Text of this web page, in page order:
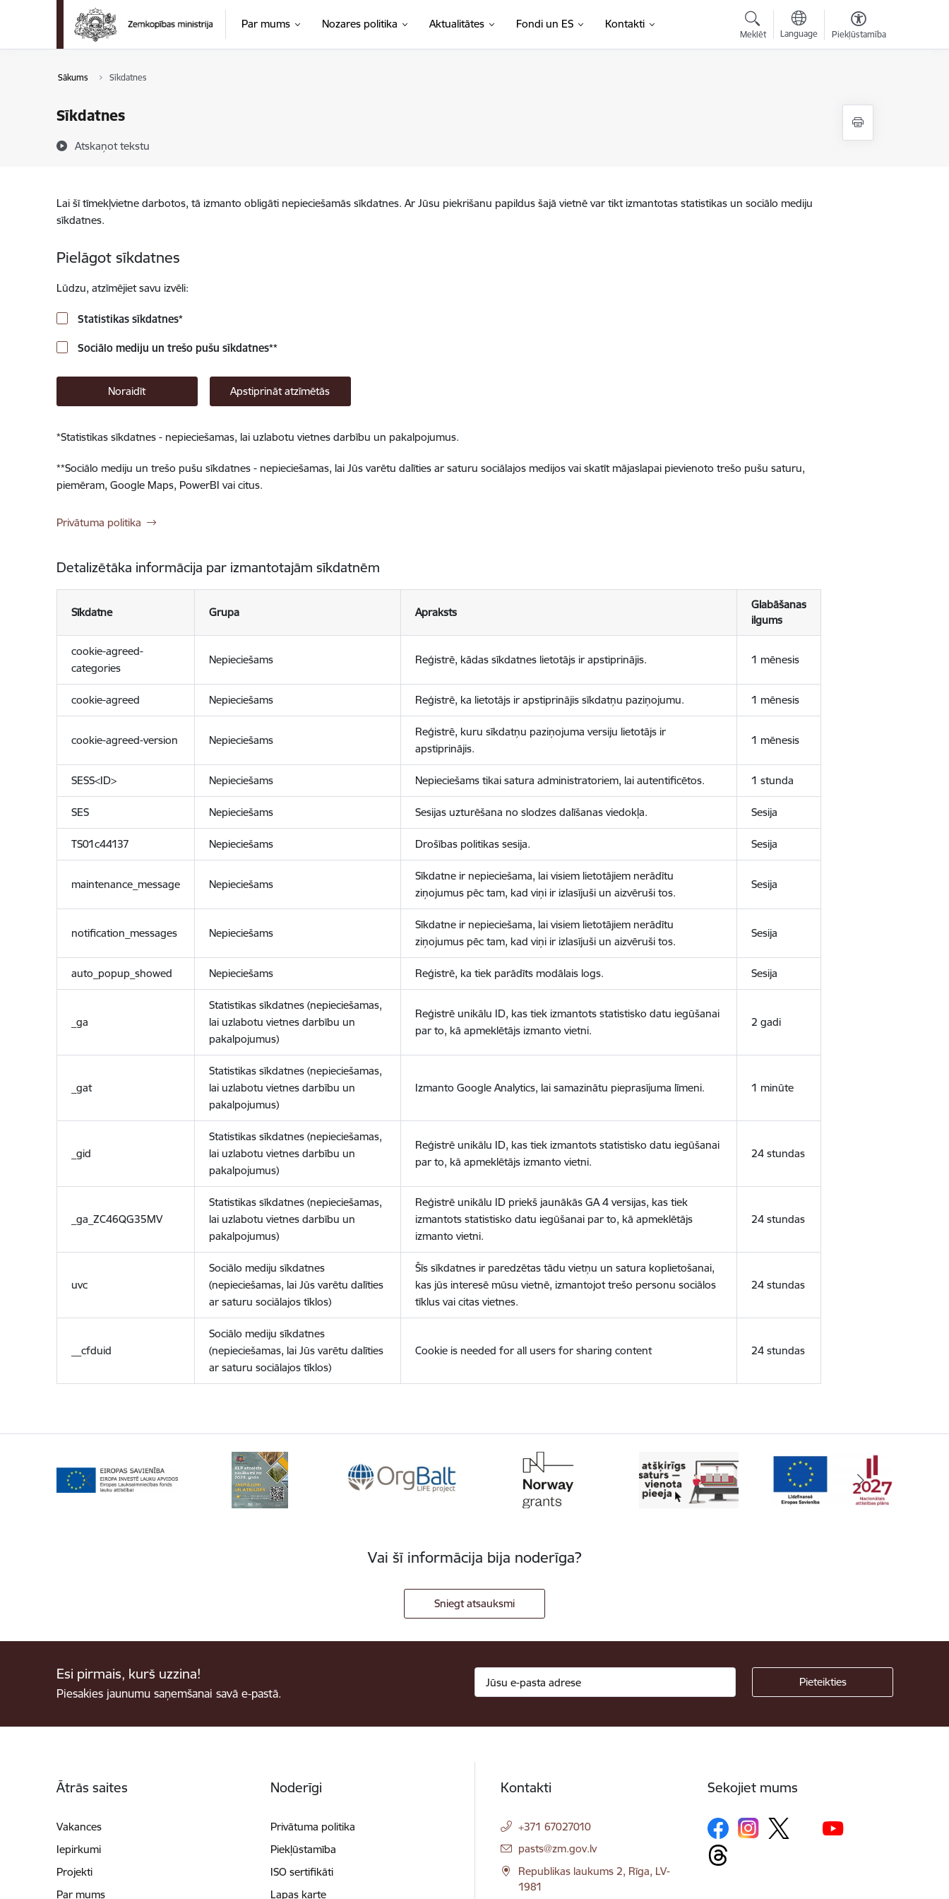
Pāriet uz lapas saturu
Par mums Nozares politika Aktualitātes Fondi un ES Kontakti
Meklēt Language Piekļūstamība
Sākums Sīkdatnes
Sīkdatnes
Atskaņot tekstu
Lai šī tīmekļvietne darbotos, tā izmanto obligāti nepieciešamās sīkdatnes. Ar Jūsu piekrišanu papildus šajā vietnē var tikt izmantotas statistikas un sociālo mediju
sīkdatnes.
Pielāgot sīkdatnes
Lūdzu, atzīmējiet savu izvēli:
Statistikas sīkdatnes*
Sociālo mediju un trešo pušu sīkdatnes**
Noraidīt Apstiprināt atzīmētās
*Statistikas sīkdatnes - nepieciešamas, lai uzlabotu vietnes darbību un pakalpojumus.
**Sociālo mediju un trešo pušu sīkdatnes - nepieciešamas, lai Jūs varētu dalīties ar saturu sociālajos medijos vai skatīt mājaslapai pievienoto trešo pušu saturu,
piemēram, Google Maps, PowerBI vai citus.
Privātuma politika
Detalizētāka informācija par izmantotajām sīkdatnēm
Sīkdatne Grupa Apraksts
Glabāšanas
ilgums
cookie-agreed-
categories
Nepieciešams Reģistrē, kādas sīkdatnes lietotājs ir apstiprinājis. 1 mēnesis
cookie-agreed Nepieciešams Reģistrē, ka lietotājs ir apstiprinājis sīkdatņu paziņojumu. 1 mēnesis
cookie-agreed-version Nepieciešams
Reģistrē, kuru sīkdatņu paziņojuma versiju lietotājs ir
apstiprinājis.
1 mēnesis
SESS<ID> Nepieciešams Nepieciešams tikai satura administratoriem, lai autentificētos. 1 stunda
SES Nepieciešams Sesijas uzturēšana no slodzes dalīšanas viedokļa. Sesija
TS01c44137 Nepieciešams Drošības politikas sesija. Sesija
maintenance_message Nepieciešams
Sīkdatne ir nepieciešama, lai visiem lietotājiem nerādītu
ziņojumus pēc tam, kad viņi ir izlasījuši un aizvēruši tos.
Sesija
notification_messages Nepieciešams
Sīkdatne ir nepieciešama, lai visiem lietotājiem nerādītu
ziņojumus pēc tam, kad viņi ir izlasījuši un aizvēruši tos.
Sesija
auto_popup_showed Nepieciešams Reģistrē, ka tiek parādīts modālais logs. Sesija
_ga
Statistikas sīkdatnes (nepieciešamas,
lai uzlabotu vietnes darbību un
pakalpojumus)
Reģistrē unikālu ID, kas tiek izmantots statistisko datu iegūšanai
par to, kā apmeklētājs izmanto vietni.
2 gadi
_gat
Statistikas sīkdatnes (nepieciešamas,
lai uzlabotu vietnes darbību un
pakalpojumus)
Izmanto Google Analytics, lai samazinātu pieprasījuma līmeni. 1 minūte
_gid
Statistikas sīkdatnes (nepieciešamas,
lai uzlabotu vietnes darbību un
pakalpojumus)
Reģistrē unikālu ID, kas tiek izmantots statistisko datu iegūšanai
par to, kā apmeklētājs izmanto vietni.
24 stundas
_ga_ZC46QG35MV
Statistikas sīkdatnes (nepieciešamas,
lai uzlabotu vietnes darbību un
pakalpojumus)
Reģistrē unikālu ID priekš jaunākās GA 4 versijas, kas tiek
izmantots statistisko datu iegūšanai par to, kā apmeklētājs
izmanto vietni.
24 stundas
uvc
Sociālo mediju sīkdatnes
(nepieciešamas, lai Jūs varētu dalīties
ar saturu sociālajos tīklos)
Šīs sīkdatnes ir paredzētas tādu vietņu un satura koplietošanai,
kas jūs interesē mūsu vietnē, izmantojot trešo personu sociālos
tīklus vai citas vietnes.
24 stundas
__cfduid
Sociālo mediju sīkdatnes
(nepieciešamas, lai Jūs varētu dalīties
ar saturu sociālajos tīklos)
Cookie is needed for all users for sharing content 24 stundas
Vai šī informācija bija noderīga?
Sniegt atsauksmi
Esi pirmais, kurš uzzina!
Piesakies jaunumu saņemšanai savā e-pastā.
Ātrās saites
Vakances
Iepirkumi
Projekti
Par mums
Noderīgi
Privātuma politika
Piekļūstamība
ISO sertifikāti
Lapas karte
Kontakti
+371 67027010
E-pasts:
pasts@zm.gov.lv
Republikas laukums 2, Rīga, LV-
1981
Sekojiet mums